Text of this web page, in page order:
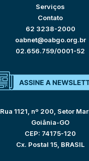
Serviços
Contato
62 3238-2000
oabnet@oabgo.org.br
02.656.759/0001-52
Rua 1121, nº 200, Setor
Goiânia-GO
CEP: 74175-120
Cx. Postal 15, BRASIL